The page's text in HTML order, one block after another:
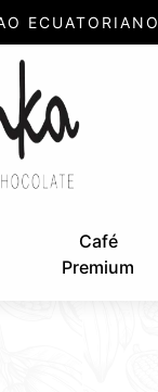
ECUATORIANO
Café
Premium